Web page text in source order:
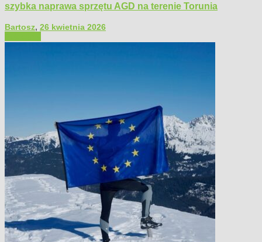
szybka naprawa sprzętu AGD na terenie Torunia
Bartosz, 26 kwietnia 2026